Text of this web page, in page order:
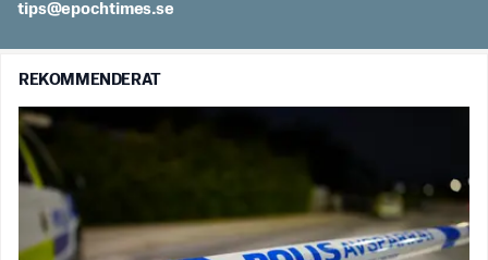
es.semithcope@spit
REKOMMENDERAT